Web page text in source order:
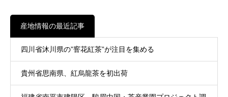
産地情報の最近記事
四川省沐川県の”窨花紅茶”が注目を集める
貴州省思南県、紅烏龍茶を初出荷